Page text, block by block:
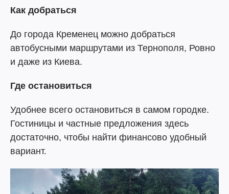
Как добраться
До города Кременец можно добраться
автобусными маршрутами из Тернополя, Ровно
и даже из Киева.
Где остановиться
Удобнее всего остановиться в самом городке.
Гостиницы и частные предложения здесь
достаточно, чтобы найти финансово удобный
вариант.